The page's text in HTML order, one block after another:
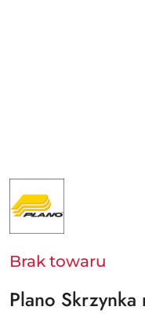
NAZWA
PRODUCENTA:
PLANO
-
FISHING
SAS
Brak towaru
Plano